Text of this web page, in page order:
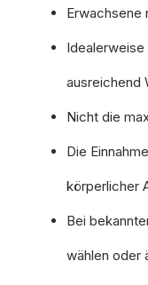
Erwachsene
ausreichend
Nicht die
Die
körperlicher
Bei
wählen oder